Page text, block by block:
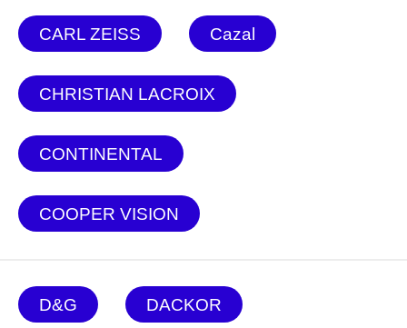
CARL ZEISS Cazal
CHRISTIAN LACROIX
CONTINENTAL
COOPER VISION
D&G DACKOR